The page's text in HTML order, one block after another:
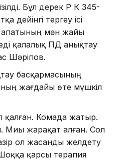
Бұл дерек ҚР ҚК 345-
дейінгі тергеу ісі
апатының мән жайы
қалалық ПД анықтау
Шәріпов.
басқармасының
жағдайы өте мүшкіл
қалған. Комада жатыр.
Миы жарақат алған. Сол
ол жасанды желдету
қарсы терапия